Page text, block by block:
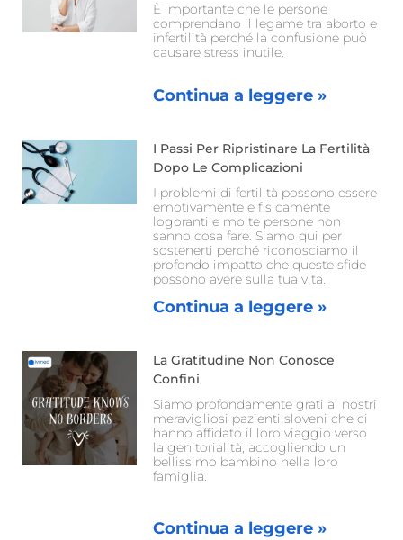
È importante che le persone
comprendano il legame tra aborto e
infertilità perché la confusione può
causare stress inutile.
Continua a leggere »
I Passi Per Ripristinare La Fertilità
Dopo Le Complicazioni
I problemi di fertilità possono essere
emotivamente e fisicamente
logoranti e molte persone non
sanno cosa fare. Siamo qui per
sostenerti perché riconosciamo il
profondo impatto che queste sfide
possono avere sulla tua vita.
Continua a leggere »
La Gratitudine Non Conosce
Confini
Siamo profondamente grati ai nostri
meravigliosi pazienti sloveni che ci
hanno affidato il loro viaggio verso
la genitorialità, accogliendo un
bellissimo bambino nella loro
famiglia.
Continua a leggere »